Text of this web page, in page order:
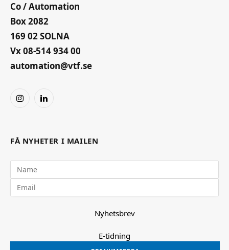
Co / Automation
Box 2082
169 02 SOLNA
Vx 08-514 934 00
automation@vtf.se
InstagramLinkedIn
FÅ NYHETER I MAILEN
Nyhetsbrev
E-tidning